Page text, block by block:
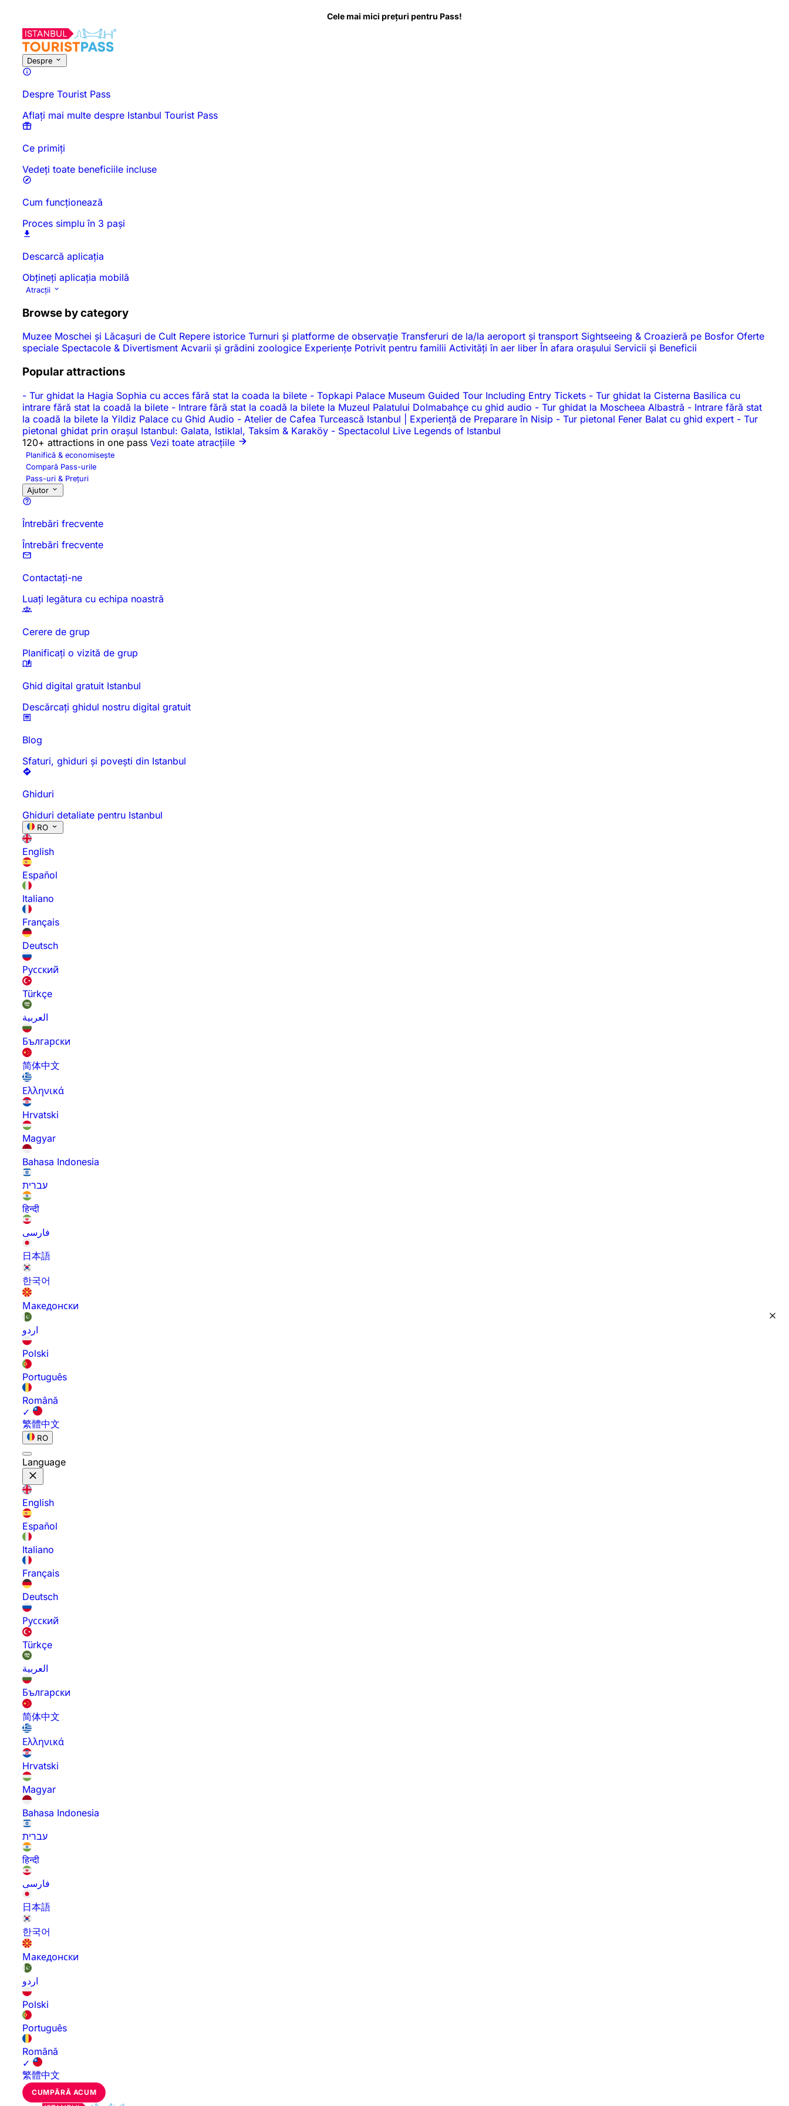
Cele mai mici prețuri pentru Pass!
Despre
Despre Tourist Pass
Aflați mai multe despre Istanbul Tourist Pass
Ce primiți
Vedeți toate beneficiile incluse
Cum funcționează
Proces simplu în 3 pași
Descarcă aplicația
Obțineți aplicația mobilă
Atracții
Browse by category
Muzee Moschei și Lăcașuri de Cult Repere istorice Turnuri și platforme de observație Transferuri de la/la aeroport și transport Sightseeing & Croazieră pe Bosfor Oferte
speciale Spectacole & Divertisment Acvarii și grădini zoologice Experiențe Potrivit pentru familii Activități în aer liber În afara orașului Servicii și Beneficii
Popular attractions
- Tur ghidat la Hagia Sophia cu acces fără stat la coada la bilete - Topkapi Palace Museum Guided Tour Including Entry Tickets - Tur ghidat la Cisterna Basilica cu
intrare fără stat la coadă la bilete - Intrare fără stat la coadă la bilete la Muzeul Palatului Dolmabahçe cu ghid audio - Tur ghidat la Moscheea Albastră - Intrare fără stat
la coadă la bilete la Yildiz Palace cu Ghid Audio - Atelier de Cafea Turcească Istanbul | Experiență de Preparare în Nisip - Tur pietonal Fener Balat cu ghid expert - Tur
pietonal ghidat prin orașul Istanbul: Galata, Istiklal, Taksim & Karaköy - Spectacolul Live Legends of Istanbul
120+ attractions in one pass Vezi toate atracțiile
Planifică & economisește
Compară Pass-urile
Pass-uri & Prețuri
Ajutor
Întrebări frecvente
Întrebări frecvente
Contactați-ne
Luați legătura cu echipa noastră
Cerere de grup
Planificați o vizită de grup
Ghid digital gratuit Istanbul
Descărcați ghidul nostru digital gratuit
Blog
Sfaturi, ghiduri și povești din Istanbul
Ghiduri
Ghiduri detaliate pentru Istanbul
RO
English
Español
Italiano
Français
Deutsch
Русский
Türkçe
العربية
Български
简体中文
Ελληνικά
Hrvatski
Magyar
Bahasa Indonesia
עברית
हिन्दी
فارسی
日本語
한국어
Македонски
اردو
Polski
Português
Română
✓
繁體中文
RO
Language
English
Español
Italiano
Français
Deutsch
Русский
Türkçe
العربية
Български
简体中文
Ελληνικά
Hrvatski
Magyar
Bahasa Indonesia
עברית
हिन्दी
فارسی
日本語
한국어
Македонски
اردو
Polski
Português
Română
✓
繁體中文
CUMPĂRĂ ACUM